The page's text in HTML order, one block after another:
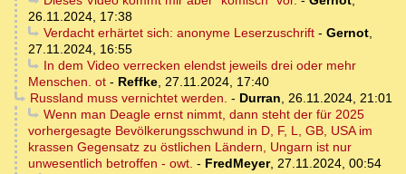
26.11.2024, 17:38
Verdacht erhärtet sich: anonyme Leserzuschrift- Gernot,
27.11.2024, 16:55
In dem Video verrecken elendst jeweils drei oder mehr
Menschen. ot - Reffke, 27.11.2024, 17:40
Russland muss vernichtet werden. - Durran, 26.11.2024, 21:01
Wenn man Deagle ernst nimmt, dann steht der für 2025
vorhergesagte Bevölkerungsschwund in D, F, L, GB, USA im
krassen Gegensatz zu östlichen Ländern, Ungarn ist nur
unwesentlich betroffen - owt. - FredMeyer, 27.11.2024, 00:54